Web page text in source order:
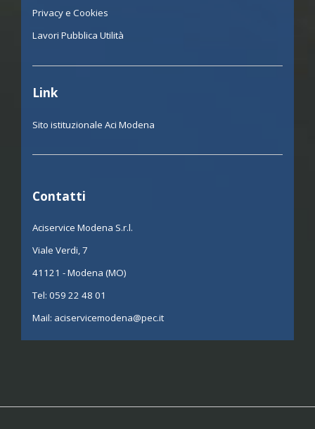
Privacy e Cookies
Lavori Pubblica Utilità
Link
Sito istituzionale Aci Modena
Contatti
Aciservice Modena S.r.l.
Viale Verdi, 7
41121 - Modena (MO)
Tel: 059 22 48 01
Mail: aciservicemodena@pec.it